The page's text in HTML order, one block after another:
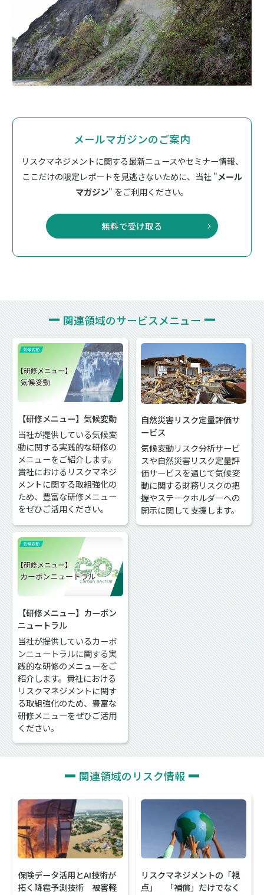
メールマガジンのご案内
リスクマネジメントに関する最新ニュースやセミナー情報、
ここだけの限定レポートを見逃さないために、 当社 "メール
マガジン" をご利用ください。
無料で受け取る
関連領域のサービスメニュー
【研修メニュー】気候変動
当社が提供している気候変
動に関する実践的な研修の
メニューをご紹介します。
貴社におけるリスクマネジ
メントに関する取組強化の
ため、豊富な研修メニュー
をぜひご活用ください。
自然災害リスク定量評価サ
ービス
気候変動リスク分析サービ
スや自然災害リスク定量評
価サービスを通じて気候変
動に関する財務リスクの把
握やステークホルダーへの
開示に関して支援します。
【研修メニュー】カーボン
ニュートラル
当社が提供しているカーボ
ンニュートラルに関する実
践的な研修のメニューをご
紹介します。貴社における
リスクマネジメントに関す
る取組強化のため、豊富な
研修メニューをぜひご活用
ください。
関連領域のリスク情報
保険データ活用とAI技術が
拓く降雹予測技術 被害軽
リスクマネジメントの「視
点」 「補償」だけでなく